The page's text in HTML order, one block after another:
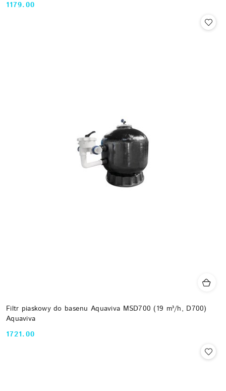
Cena:
1179.00
Filtr piaskowy do basenu Aquaviva MSD700 (19 m³/h, D700)
Aquaviva
Cena:
1721.00